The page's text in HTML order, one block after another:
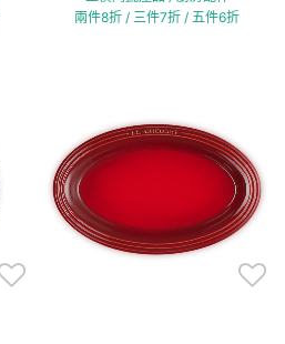
兩件8折 / 三件7折 / 五件6折